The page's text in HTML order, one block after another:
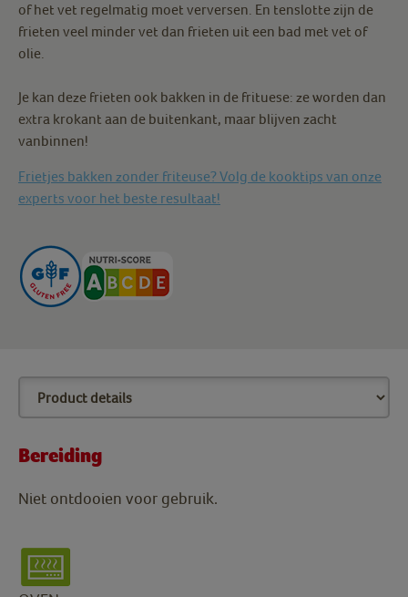
of het vet regelmatig moet verversen. En tenslotte zijn de
frieten veel minder vet dan frieten uit een bad met vet of
olie.
Je kan deze frieten ook bakken in de frituese: ze worden dan
extra krokant aan de buitenkant, maar blijven zacht
vanbinnen!
Frietjes bakken zonder friteuse? Volg de kooktips van onze
experts voor het beste resultaat!
Bereiding
Niet ontdooien voor gebruik.